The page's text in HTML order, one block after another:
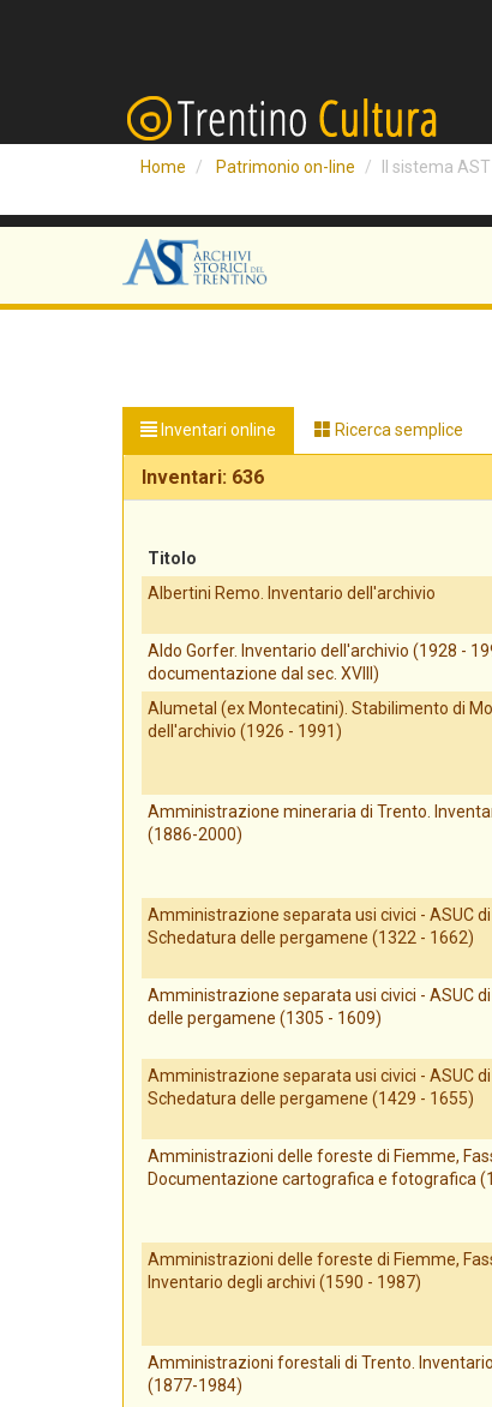
Home Patrimonio on-line Il sistema
Inventari online Ricerca semplice
Inventari: 636
Titolo
Albertini Remo. Inventario dell'archivio
Aldo Gorfer. Inventario dell'archivio (1928 -
documentazione dal sec. XVIII)
Alumetal (ex Montecatini). Stabilimento di
dell'archivio (1926 - 1991)
Amministrazione mineraria di Trento.
(1886-2000)
Amministrazione separata usi civici - ASUC di
Schedatura delle pergamene (1322 - 1662)
Amministrazione separata usi civici - ASUC
delle pergamene (1305 - 1609)
Amministrazione separata usi civici - ASUC di
Schedatura delle pergamene (1429 - 1655)
Amministrazioni delle foreste di Fiemme,
Documentazione cartografica e fotografica
Amministrazioni delle foreste di Fiemme,
Inventario degli archivi (1590 - 1987)
Amministrazioni forestali di Trento.
(1877-1984)